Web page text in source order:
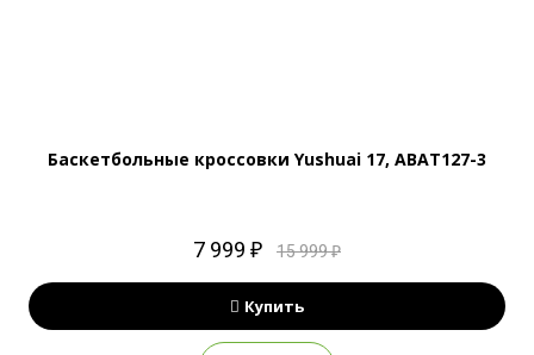
Баскетбольные кроссовки Yushuai 17, ABAT127-3
7 999 ₽ 15 999 ₽
Купить